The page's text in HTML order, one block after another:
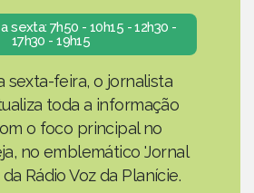
sexta: 7h50 - 10h15 - 12h30 -
17h30 - 19h15
sexta-feira, o jornalista
toda a informação
o foco principal no
no emblemático 'Jornal
Rádio Voz da Planície.